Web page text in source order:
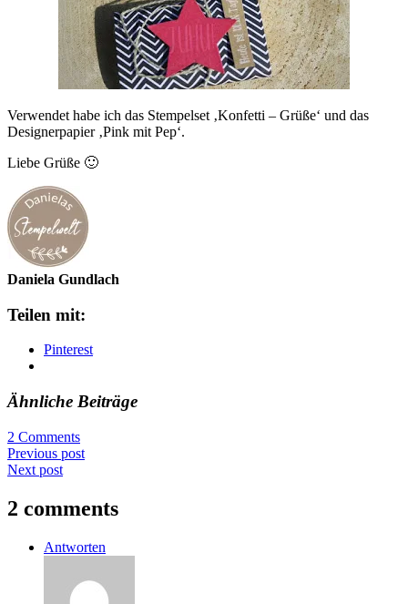
Verwendet habe ich das Stempelset ‚Konfetti – Grüße‘ und das
Designerpapier ‚Pink mit Pep‘.
Liebe Grüße 🙂
Daniela Gundlach
Teilen mit:
Pinterest
Ähnliche Beiträge
2 Comments
Previous post
Next post
2 comments
Antworten